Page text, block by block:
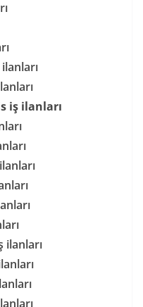
iş ilanları
ilanları